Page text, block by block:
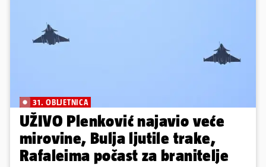
31. OBLJETNICA
UŽIVO Plenković najavio veće
mirovine, Bulja ljutile trake,
Rafaleima počast za branitelje